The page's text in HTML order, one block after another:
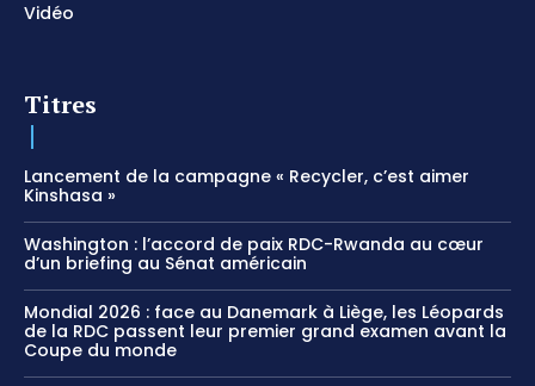
Vidéo
Titres
Lancement de la campagne « Recycler, c’est aimer
Kinshasa »
Washington : l’accord de paix RDC-Rwanda au cœur
d’un briefing au Sénat américain
Mondial 2026 : face au Danemark à Liège, les Léopards
de la RDC passent leur premier grand examen avant la
Coupe du monde